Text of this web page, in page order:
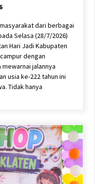
dari berbagai
Selasa (28/7/2026)
Hari Jadi Kabupaten
dengan
jalannya
usia ke-222 tahun ini
Tidak hanya